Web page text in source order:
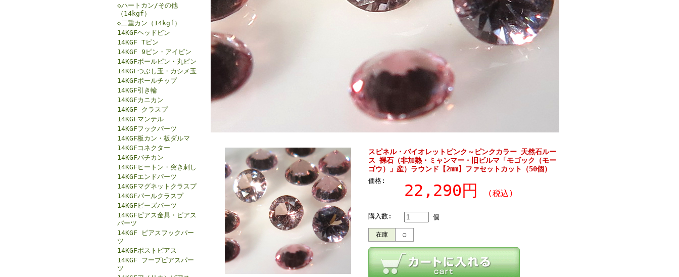
◇ハートカン/その他
（14kgf）
◇二重カン（14kgf）
14KGFヘッドピン
14KGF Tピン
14KGF 9ピン・アイピン
14KGFボールピン・丸ピン
14KGFつぶし玉・カシメ玉
14KGFボールチップ
14KGF引き輪
14KGFカニカン
14KGF クラスプ
14KGFマンテル
14KGFフックパーツ
14KGF板カン・板ダルマ
14KGFコネクター
14KGFバチカン
14KGFヒートン・突き刺し
14KGFエンドパーツ
14KGFマグネットクラスプ
14KGFパールクラスプ
14KGFビーズパーツ
14KGFピアス金具・ピアス
パーツ
14KGF ピアスフックパー
ツ
14KGFポストピアス
14KGF フープピアスパー
ツ
スピネル・バイオレットピンク～ピンクカラー 天然石ルー
ス 裸石（非加熱・ミャンマー・旧ビルマ「モゴック（モー
ゴウ）」産）ラウンド【2mm】ファセットカット（50個）
価格:
22,290円 (税込)
購入数: 個
在庫 ○